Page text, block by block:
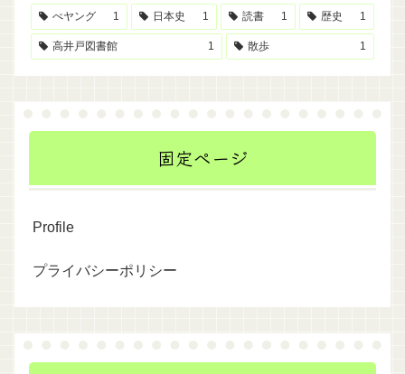
ぺヤング 1 日本史 1 読書 1 歴史 1
高井戸図書館 1 散歩 1
固定ページ
Profile
プライバシーポリシー